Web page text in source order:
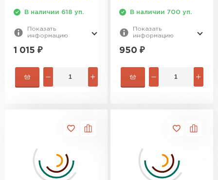
В наличии 618 уп.
Показать
информацию
1 015 ₽
В наличии 700 уп.
Показать
информацию
950 ₽